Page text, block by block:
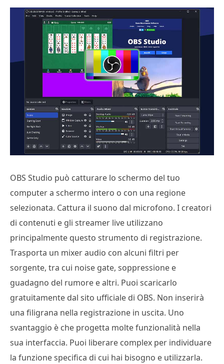
OBS Studio può catturare lo schermo del tuo
computer a schermo intero o con una regione
selezionata. Cattura il suono dal microfono. I creatori
di contenuti e gli streamer live utilizzano
principalmente questo strumento di registrazione.
Trasporta un mixer audio con alcuni filtri per
sorgente, tra cui noise gate, soppressione e
guadagno del rumore e altri. Puoi scaricarlo
gratuitamente dal sito ufficiale di OBS. Non inserirà
una filigrana nella registrazione in uscita. Uno
svantaggio è che progetta molte funzionalità nella
sua interfaccia. Puoi liberare complex per individuare
la funzione specifica di cui hai bisogno e utilizzarla.